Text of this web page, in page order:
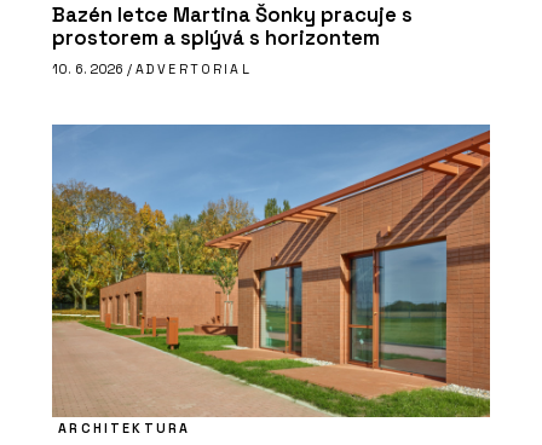
Bazén letce Martina Šonky pracuje s
prostorem a splývá s horizontem
10. 6. 2026 / ADVERTORIAL
ARCHITEKTURA